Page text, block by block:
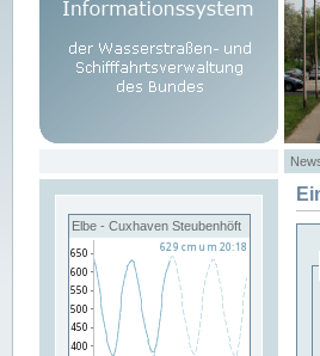
Elbe - Cuxhaven Steubenhöft